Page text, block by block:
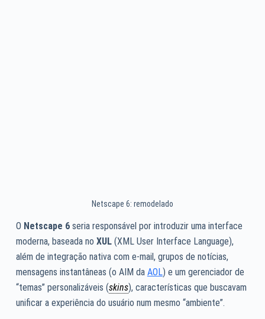
Netscape 6: remodelado
O Netscape 6seria responsável por introduzir uma interface
moderna, baseada no XUL(XML User Interface Language),
além de integração nativa com e-mail, grupos de notícias,
mensagens instantâneas (o AIM da AOL) e um gerenciador de
“temas” personalizáveis (skins), características que buscavam
unificar a experiência do usuário num mesmo “ambiente”.